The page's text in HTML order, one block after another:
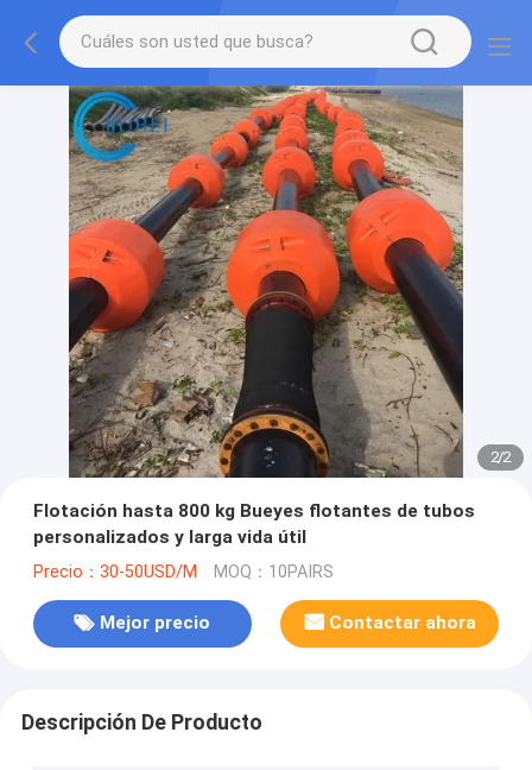
2/2
Flotación hasta 800 kg Bueyes flotantes de tubos
personalizados y larga vida útil
Precio：30-50USD/M MOQ：10PAIRS
Mejor precio Contactar ahora
Descripción De Producto